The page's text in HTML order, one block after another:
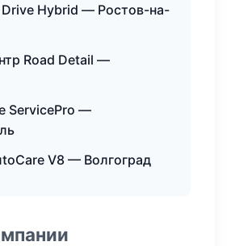
Hybrid — Ростов-на-
Road Detail —
ServicePro —
V8 — Волгоград